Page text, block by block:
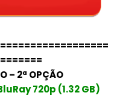
– 2ª OPÇÃO
720p (1.32 GB)